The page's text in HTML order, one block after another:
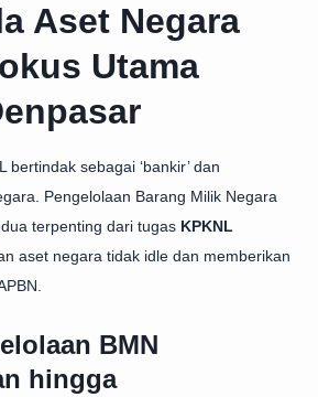
Aset Negara
Utama
bertindak sebagai ‘bankir’ dan
Pengelolaan Barang Milik Negara
terpenting dari tugas KPKNL
aset negara tidak idle dan memberikan
BMN
hingga